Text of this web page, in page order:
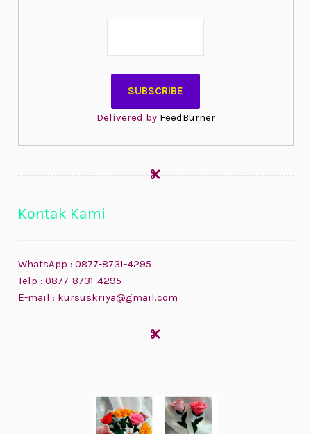
Delivered by FeedBurner
Kontak Kami
WhatsApp : 0877-8731-4295
Telp : 0877-8731-4295
E-mail : kursuskriya@gmail.com